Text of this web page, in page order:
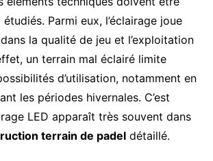
Parmi eux, l’éclairage joue
la qualité de jeu et l’exploitation
un terrain mal éclairé limite
d’utilisation, notamment en
les périodes hivernales. C’est
LED apparaît très souvent dans
terrain de padeldétaillé.